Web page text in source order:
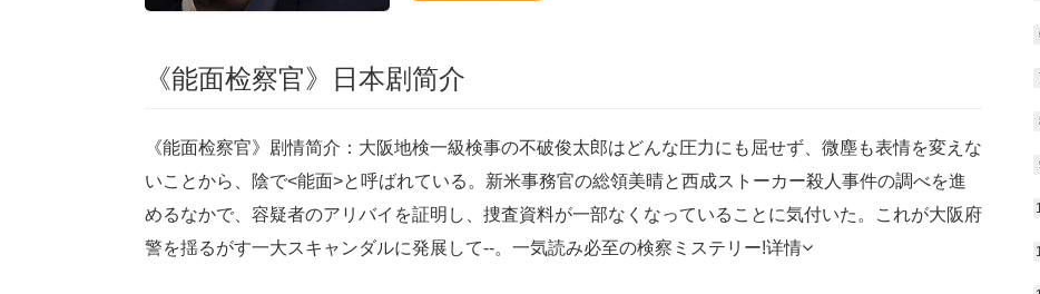
《能面检察官》日本剧简介
《能面检察官》剧情简介：大阪地検一級検事の不破俊太郎はどんな圧力にも屈せず、微塵も表情を変えな
いことから、陰で<能面>と呼ばれている。新米事務官の総領美晴と西成ストーカー殺人事件の調べを進
めるなかで、容疑者のアリバイを証明し、捜査資料が一部なくなっていることに気付いた。これが大阪府
警を揺るがす一大スキャンダルに発展して--。一気読み必至の検察ミステリー!详情